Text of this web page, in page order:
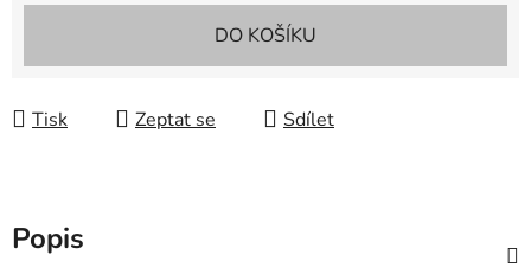
DO KOŠÍKU
Tisk Zeptat se Sdílet
Popis